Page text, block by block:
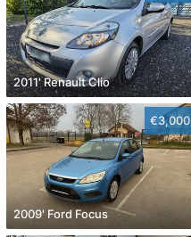
2011' Renault Clio
€3,000
2009' Ford Focus